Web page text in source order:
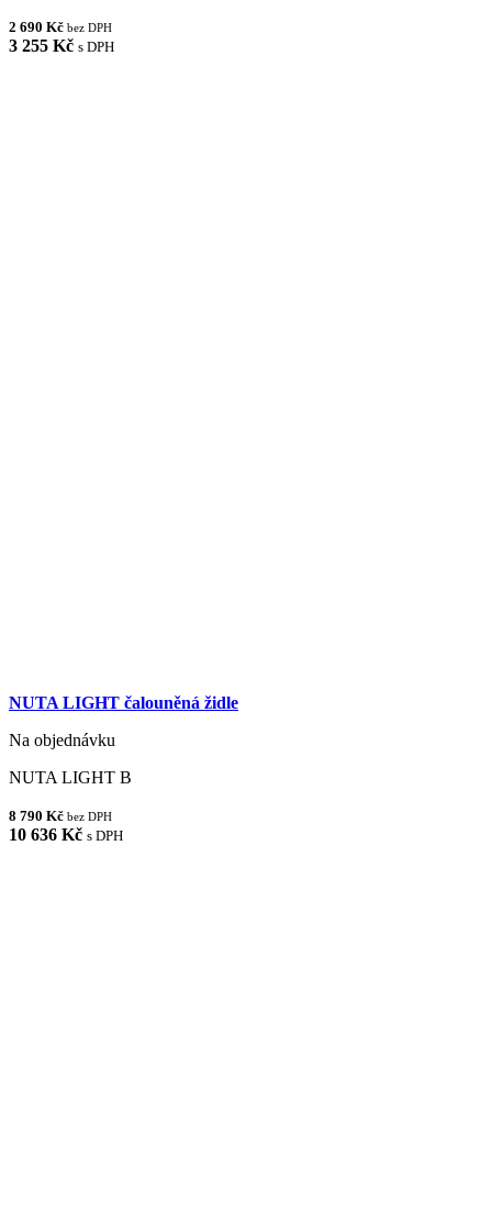
2 690 Kč bez DPH
3 255 Kč s DPH
NUTA LIGHT čalouněná židle
Na objednávku
NUTA LIGHT B
8 790 Kč bez DPH
10 636 Kč s DPH